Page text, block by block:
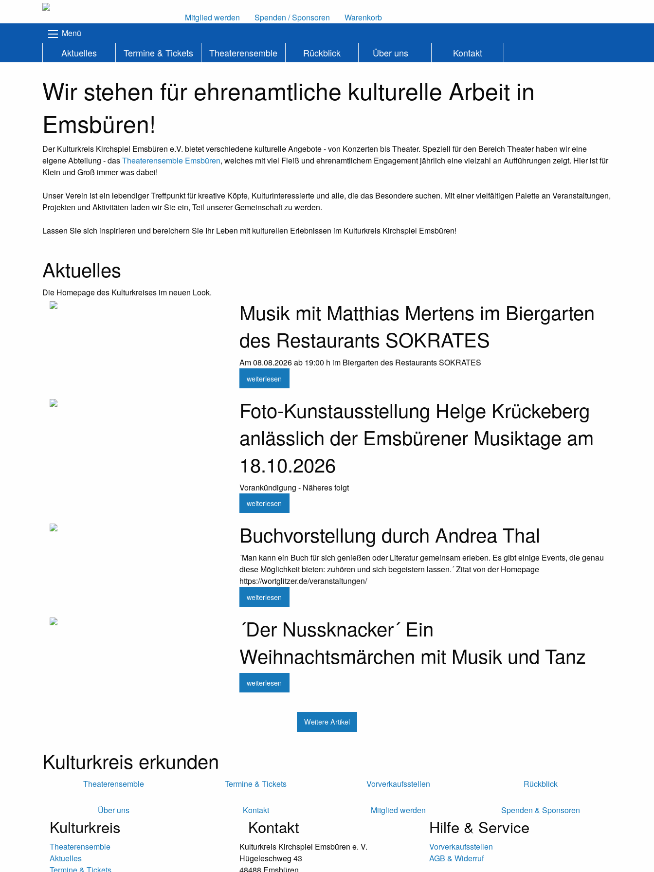
Mitglied werden Spenden / Sponsoren
Warenkorb
Menü
Aktuelles Termine & Tickets Theaterensemble Rückblick Über uns Kontakt
Wir stehen für ehrenamtliche kulturelle Arbeit in
Emsbüren!
Der Kulturkreis Kirchspiel Emsbüren e.V. bietet verschiedene kulturelle Angebote - von Konzerten bis Theater. Speziell für den Bereich Theater haben wir eine
eigene Abteilung - dasTheaterensemble Emsbüren, welches mit viel Fleiß und ehrenamtlichem Engagement jährlich eine vielzahl an Aufführungen zeigt. Hier ist für
Klein und Groß immer was dabei!
Unser Verein ist ein lebendiger Treffpunkt für kreative Köpfe, Kulturinteressierte und alle, die das Besondere suchen. Mit einer vielfältigen Palette an Veranstaltungen,
Projekten und Aktivitäten laden wir Sie ein, Teil unserer Gemeinschaft zu werden.
Lassen Sie sich inspirieren und bereichern Sie Ihr Leben mit kulturellen Erlebnissen im Kulturkreis Kirchspiel Emsbüren!
Aktuelles
Die Homepage des Kulturkreises im neuen Look.
Musik mit Matthias Mertens im Biergarten
des Restaurants SOKRATES
Am 08.08.2026 ab 19:00 h im Biergarten des Restaurants SOKRATES
weiterlesen
Foto-Kunstausstellung Helge Krückeberg
anlässlich der Emsbürener Musiktage am
18.10.2026
Vorankündigung - Näheres folgt
weiterlesen
Buchvorstellung durch Andrea Thal
´Man kann ein Buch für sich genießen oder Literatur gemeinsam erleben. Es gibt einige Events, die genau
diese Möglichkeit bieten: zuhören und sich begeistern lassen.´ Zitat von der Homepage
https://wortglitzer.de/veranstaltungen/
weiterlesen
´Der Nussknacker´ Ein
Weihnachtsmärchen mit Musik und Tanz
weiterlesen
Weitere Artikel
Kulturkreis erkunden
Theaterensemble Termine & Tickets Vorverkaufsstellen Rückblick
Über uns Kontakt Mitglied werden Spenden & Sponsoren
Kulturkreis
Theaterensemble
Aktuelles
Termine & Tickets
Kontakt
Kulturkreis Kirchspiel Emsbüren e. V.
Hügeleschweg 43
48488 Emsbüren
Hilfe & Service
Vorverkaufsstellen
AGB & Widerruf